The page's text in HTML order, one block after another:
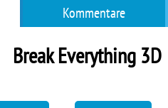
Kommentare
Break Everything 3D